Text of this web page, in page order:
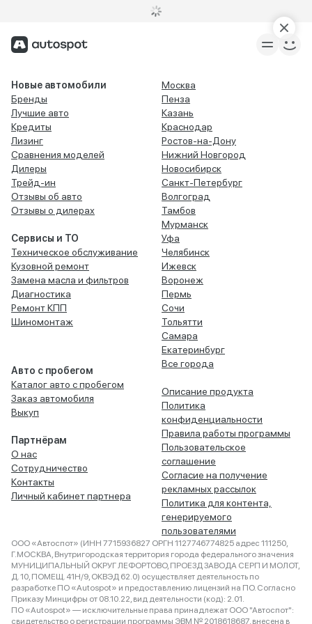
Новые автомобили
Бренды
Лучшие авто
Кредиты
Лизинг
Сравнения моделей
Дилеры
Трейд-ин
Отзывы об авто
Отзывы о дилерах
Сервисы и ТО
Техническое обслуживание
Кузовной ремонт
Замена масла и фильтров
Диагностика
Ремонт КПП
Шиномонтаж
Авто с пробегом
Каталог авто с пробегом
Заказ автомобиля
Выкуп
Партнёрам
О нас
Сотрудничество
Контакты
Личный кабинет партнера
Москва
Пенза
Казань
Краснодар
Ростов-на-Дону
Нижний Новгород
Новосибирск
Санкт-Петербург
Волгоград
Тамбов
Мурманск
Уфа
Челябинск
Ижевск
Воронеж
Пермь
Сочи
Тольятти
Самара
Екатеринбург
Все города
Описание продукта
Политика
конфиденциальности
Правила работы программы
Пользовательское
соглашение
Согласие на получение
рекламных рассылок
Политика для контента,
генерируемого
пользователями
ООО «Автоспот» (ИНН 7715936827 ОРГН 1127746774825 адрес 111250,
Г.МОСКВА, Внутригородская территория города федерального значения
МУНИЦИПАЛЬНЫЙ ОКРУГ ЛЕФОРТОВО, ПРОЕЗД ЗАВОДА СЕРП И МОЛОТ,
Д. 10, ПОМЕЩ. 41Н/9, ОКВЭД 62.0) осуществляет деятельность по
разработке ПО «Autospot» и предоставлению лицензий на ПО. Согласно
Приказу Минцифры от 08.10.22, вид деятельности (код): 2.01.
ПО «Autospot» — исключительные права принадлежат ООО "Автоспот":
свидетельство о регистрации программы ЭВМ № 2018618687, внесена в